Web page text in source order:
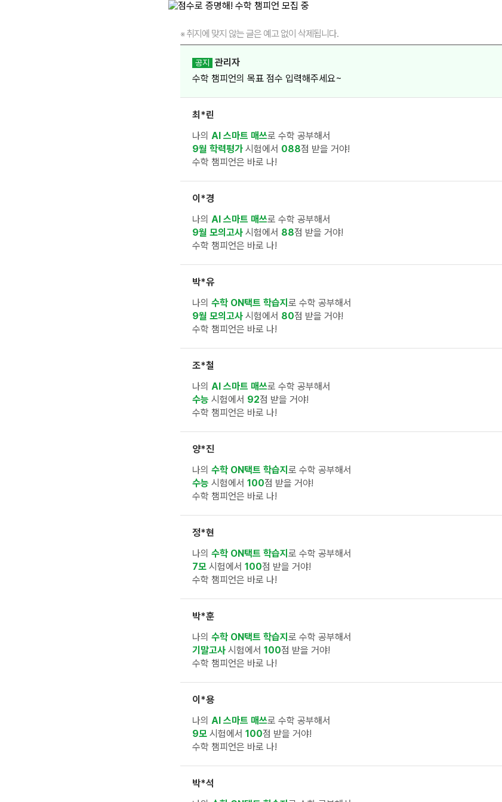
※취지에 맞지 않는 글은 예고 없이 삭제됩니다.
공지 관리자
수학 챔피언의 목표 점수 입력해주세요~
최*린
나의 AI 스마트 매쓰로 수학 공부해서
9월 학력평가 시험에서 088점 받을 거야!
수학 챔피언은 바로 나!
이*경
나의 AI 스마트 매쓰로 수학 공부해서
9월 모의고사 시험에서 88점 받을 거야!
수학 챔피언은 바로 나!
박*유
나의 수학 ON택트 학습지 로 수학 공부해서
9월 모의고사 시험에서 80점 받을 거야!
수학 챔피언은 바로 나!
조*철
나의 AI 스마트 매쓰로 수학 공부해서
수능 시험에서 92점 받을 거야!
수학 챔피언은 바로 나!
양*진
나의 수학 ON택트 학습지 로 수학 공부해서
수능 시험에서 100점 받을 거야!
수학 챔피언은 바로 나!
정*현
나의 수학 ON택트 학습지 로 수학 공부해서
7모 시험에서 100점 받을 거야!
수학 챔피언은 바로 나!
박*훈
나의 수학 ON택트 학습지 로 수학 공부해서
기말고사 시험에서 100점 받을 거야!
수학 챔피언은 바로 나!
이*용
나의 AI 스마트 매쓰로 수학 공부해서
9모 시험에서 100점 받을 거야!
수학 챔피언은 바로 나!
박*석